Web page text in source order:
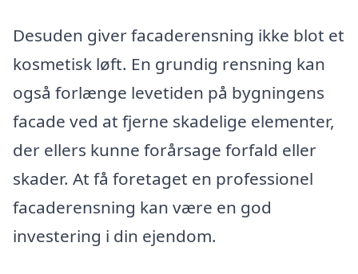
Desuden giver facaderensning ikke blot et
kosmetisk løft. En grundig rensning kan
også forlænge levetiden på bygningens
facade ved at fjerne skadelige elementer,
der ellers kunne forårsage forfald eller
skader. At få foretaget en professionel
facaderensning kan være en god
investering i din ejendom.